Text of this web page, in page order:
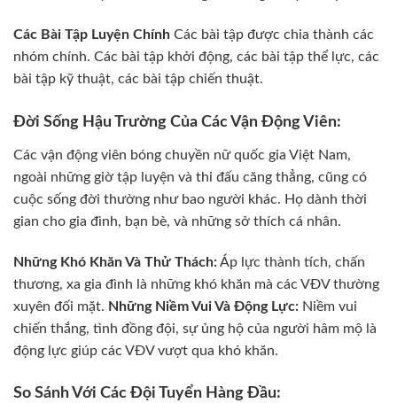
Các Bài Tập Luyện Chính Các bài tập được chia thành các
nhóm chính. Các bài tập khởi động, các bài tập thể lực, các
bài tập kỹ thuật, các bài tập chiến thuật.
Đời Sống Hậu Trường Của Các Vận Động Viên:
Các vận động viên bóng chuyền nữ quốc gia Việt Nam,
ngoài những giờ tập luyện và thi đấu căng thẳng, cũng có
cuộc sống đời thường như bao người khác. Họ dành thời
gian cho gia đình, bạn bè, và những sở thích cá nhân.
Những Khó Khăn Và Thử Thách:Áp lực thành tích, chấn
thương, xa gia đình là những khó khăn mà các VĐV thường
xuyên đối mặt. Những Niềm Vui Và Động Lực: Niềm vui
chiến thắng, tình đồng đội, sự ủng hộ của người hâm mộ là
động lực giúp các VĐV vượt qua khó khăn.
So Sánh Với Các Đội Tuyển Hàng Đầu: